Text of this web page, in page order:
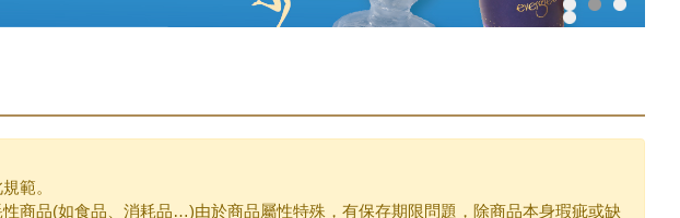
範。
商品(如食品、消耗品…)由於商品屬性特殊，有保存期限問題，除商品本身瑕疵或缺